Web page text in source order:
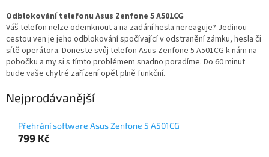
Odblokování telefonu Asus Zenfone 5 A501CG
Váš telefon nelze odemknout a na zadání hesla nereaguje? Jedinou
cestou ven je jeho odblokování spočívající v odstranění zámku, hesla či
sítě operátora. Doneste svůj telefon Asus Zenfone 5 A501CG k nám na
pobočku a my si s tímto problémem snadno poradíme. Do 60 minut
bude vaše chytré zařízení opět plně funkční.
Nejprodávanější
Přehrání software Asus Zenfone 5 A501CG
799 Kč